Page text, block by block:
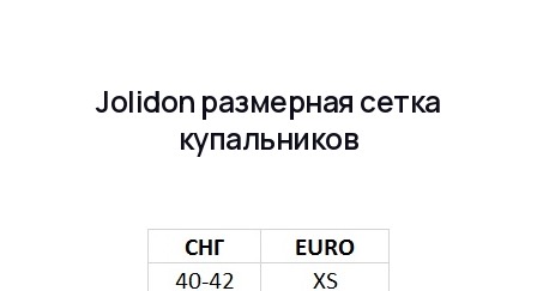
Jolidon размерная сетка
купальников